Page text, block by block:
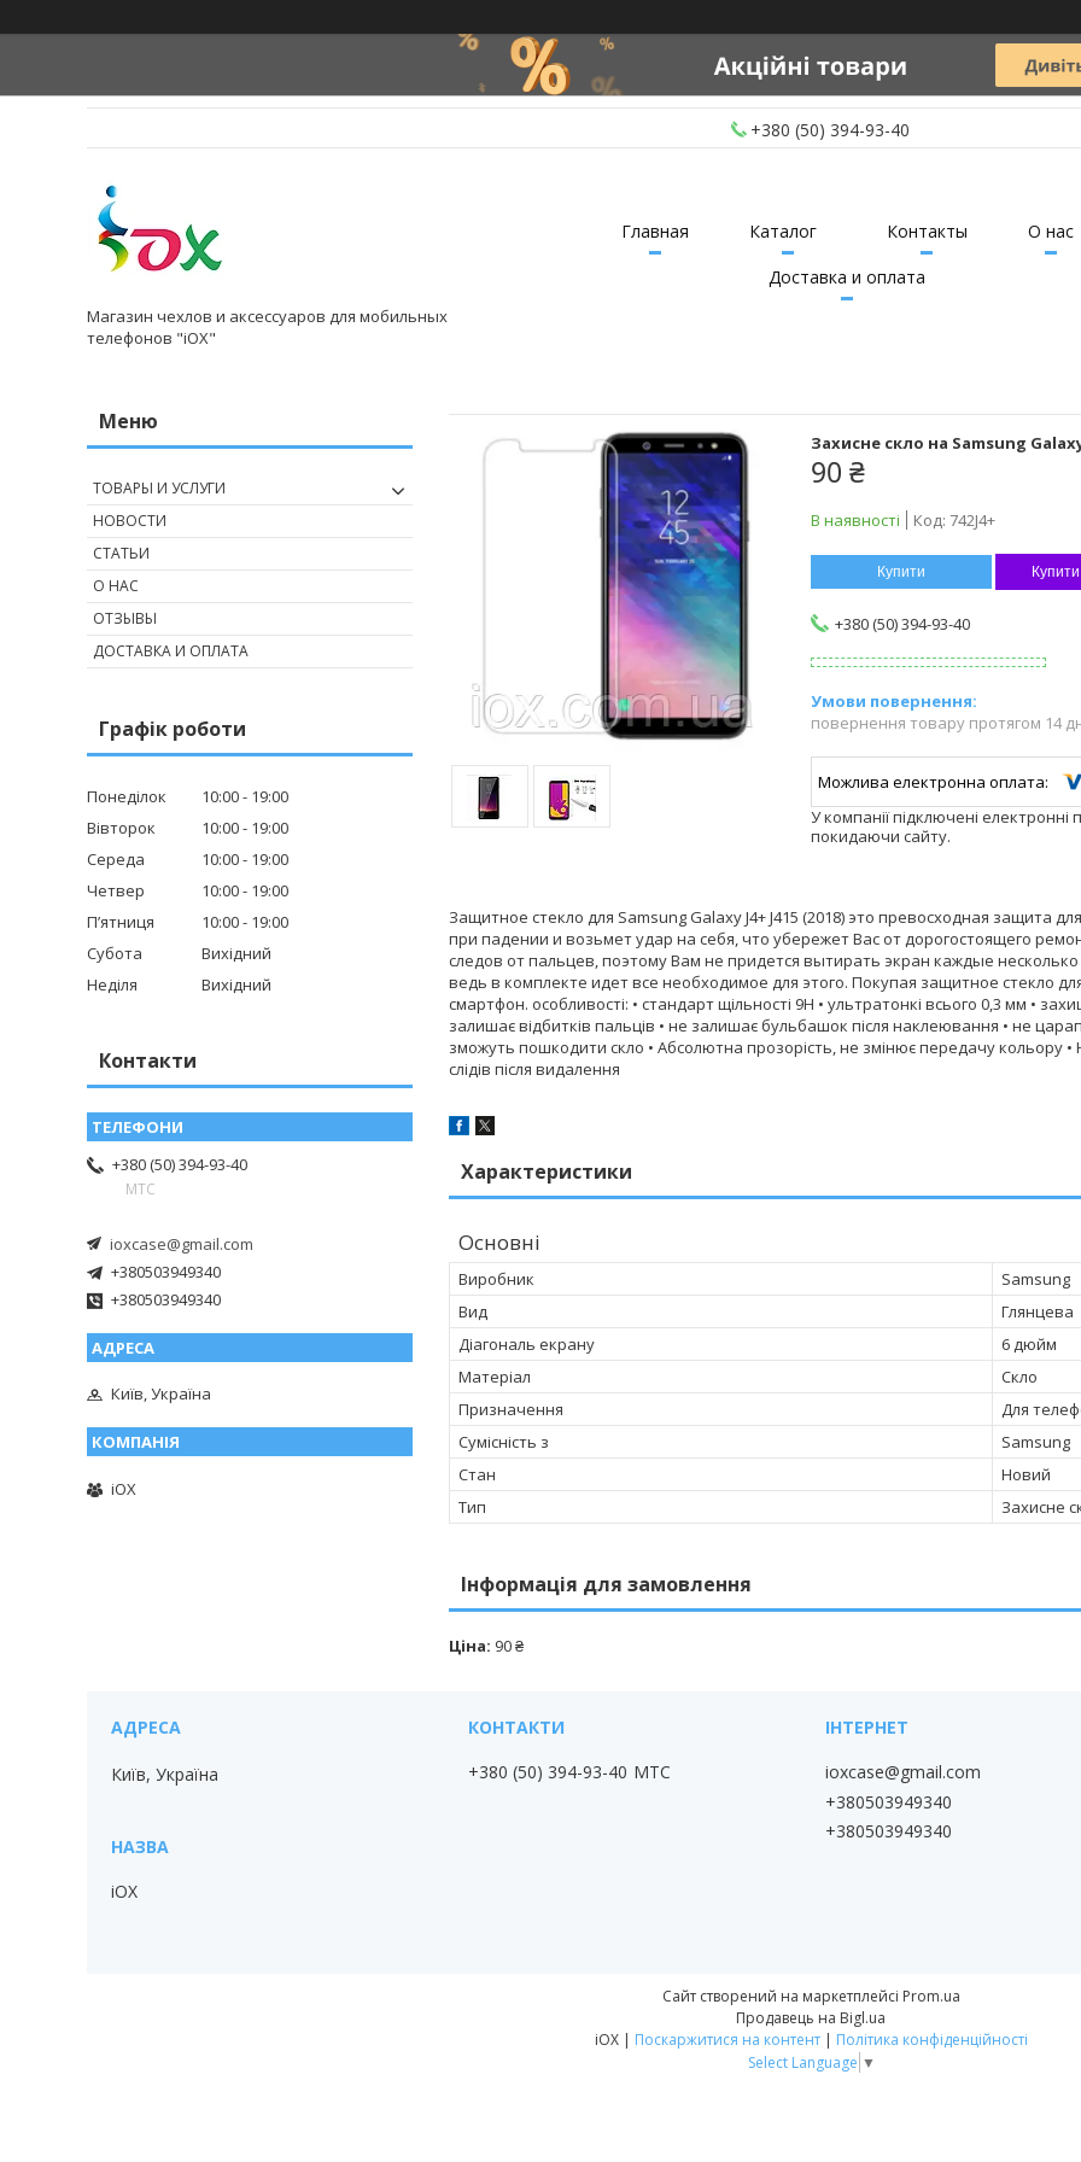
+380 (50) 394-93-40
Магазин чехлов и аксессуаров для мобильных
телефонов "iOX"
Главная Каталог Контакты
О нас
Доставка и оплата
Захисне скло на Samsung Galaxy
90 ₴
В наявності Код: 742J4+
Купити Купити
+380 (50) 394-93-40
повернення товару протягом 14
У компанії підключені
покидаючи сайту.
Защитное стекло для Samsung Galaxy J4+ J415 (2018) это превосходная защита
при падении и возьмет удар на себя, что убережет Вас от дорогостоящего
следов от пальцев, поэтому Вам не придется вытирать экран каждые
ведь в комплекте идет все необходимое для этого. Покупая защитное стекло
смартфон. особливості: • стандарт щільності 9H • ультратонкі всього 0,3 мм •
залишає відбитків пальців • не залишає бульбашок після наклеювання • не
зможуть пошкодити скло • Абсолютна прозорість, не змінює передачу кольору
слідів після видалення
Характеристики
Основні
Виробник
Samsung
Вид
Глянцева
Діагональ екрану
6 дюйм
Матеріал
Скло
Призначення
Для
Сумісність з
Samsung
Стан
Новий
Тип
Захисне
Інформація для замовлення
Ціна: 90 ₴
ТОВАРЫ И УСЛУГИ
НОВОСТИ
СТАТЬИ
О НАС
ОТЗЫВЫ
ДОСТАВКА И ОПЛАТА
Графік роботи
Понеділок 10:00
19:00
Вівторок
10:00
19:00
Середа
10:00
19:00
Четвер
10:00
19:00
Пʼятниця
10:00
19:00
Субота
Вихідний
Неділя
Вихідний
Контакти
+380 (50) 394-93-40
МТС
ioxcase@gmail.com
+380503949340
+380503949340
Київ, Україна
iOX
Київ, Україна
iOX
+380 (50) 394-93-40 МТС
ioxcase@gmail.com
+380503949340
+380503949340
Сайт створений на маркетплейсі Prom.ua
Продавець на Bigl.ua
iOX | Поскаржитися на контент | Політика конфіденційності
Select Language ▼